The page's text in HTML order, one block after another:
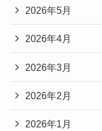
2026年5月
2026年4月
2026年3月
2026年2月
2026年1月